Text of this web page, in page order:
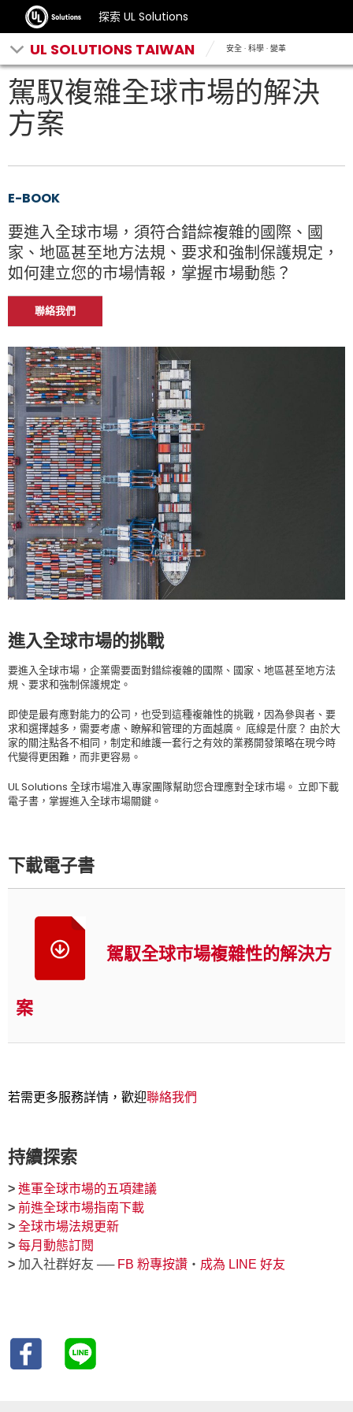
探索 UL Solutions
UL SOLUTIONS TAIWAN 安全 · 科學 · 變革
駕馭複雜全球市場的解決
方案
E-BOOK
要進入全球市場，須符合錯綜複雜的國際、國
家、地區甚至地方法規、要求和強制保護規定，
如何建立您的市場情報，掌握市場動態？
聯絡我們
進入全球市場的挑戰
要進入全球市場，企業需要面對錯綜複雜的國際、國家、地區甚至地方法
規、要求和強制保護規定。
即使是最有應對能力的公司，也受到這種複雜性的挑戰，因為參與者、要
求和選擇越多，需要考慮、瞭解和管理的方面越廣。 底線是什麼？ 由於大
家的關注點各不相同，制定和維護一套行之有效的業務開發策略在現今時
代變得更困難，而非更容易。
UL Solutions 全球市場准入專家團隊幫助您合理應對全球市場。 立即下載
電子書，掌握進入全球市場關鍵。
下載電子書
駕馭全球市場複雜性的解決方
案
若需更多服務詳情，歡迎聯絡我們
持續探索
> 進軍全球市場的五項建議
> 前進全球市場指南下載
> 全球市場法規更新
> 每月動態訂閱
> 加入社群好友 ── FB 粉專按讚 ‧ 成為 LINE 好友